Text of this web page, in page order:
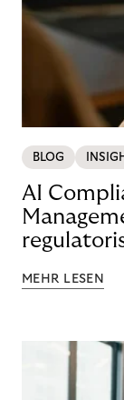
BLOG
AI
MEHR LESEN